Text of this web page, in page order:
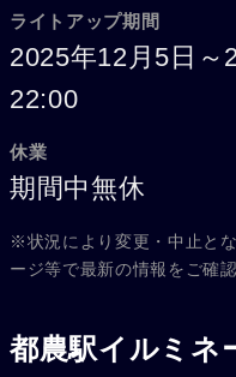
ライトアップ期間
2025年12月5日～
22:00
休業
期間中無休
※状況により変更・中止と
ージ等で最新の情報をご確
都農駅イルミネ